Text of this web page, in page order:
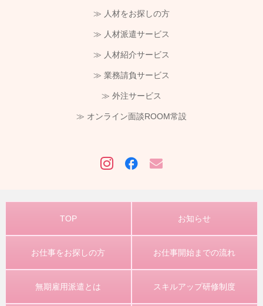
≫ 人材をお探しの方
≫ 人材派遣サービス
≫ 人材紹介サービス
≫ 業務請負サービス
≫ 外注サービス
≫ オンライン面談ROOM常設
TOP お知らせ
お仕事をお探しの方 お仕事開始までの流れ
無期雇用派遣とは スキルアップ研修制度